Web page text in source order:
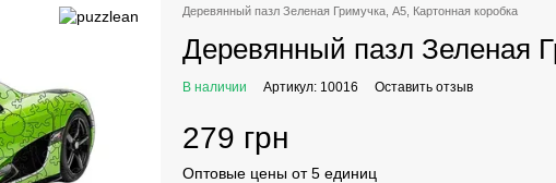
Деревянный пазл Зеленая Гримучка, А5, Картонная коробка
Деревянный пазл Зеленая
В наличии Артикул: 10016 Оставить отзыв
279 грн
Оптовые цены от 5 единиц